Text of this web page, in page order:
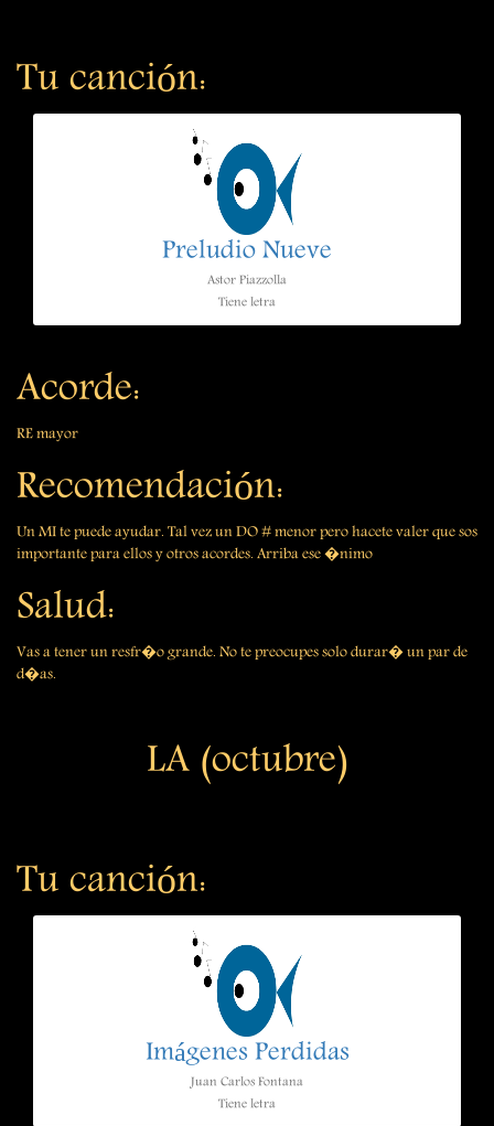
Tu canción:
Preludio Nueve
Astor Piazzolla
Tiene letra
Acorde:
RE mayor
Recomendación:
Un MI te puede ayudar. Tal vez un DO # menor pero hacete valer que sos
importante para ellos y otros acordes. Arriba ese �nimo
Salud:
Vas a tener un resfr�o grande. No te preocupes solo durar� un par de
d�as.
LA (octubre)
Tu canción:
Imágenes Perdidas
Juan Carlos Fontana
Tiene letra